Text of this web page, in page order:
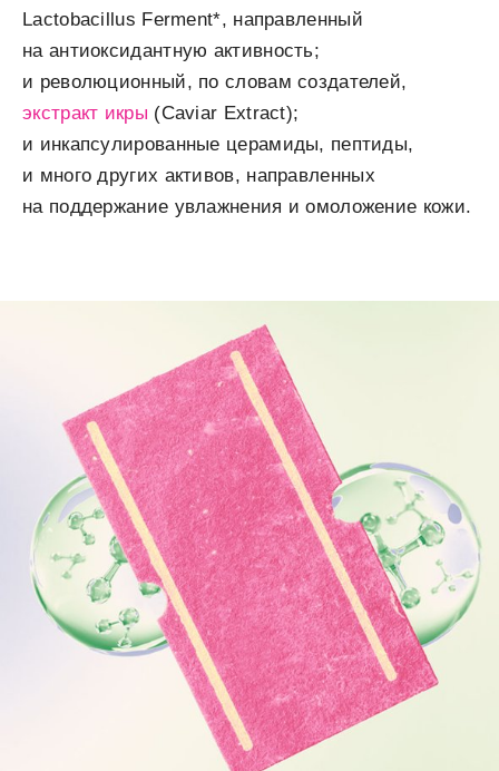
Lactobacillus Ferment*, направленный
на антиоксидантную активность;
и революционный, по словам создателей,
экстракт икры (Caviar Extract);
и инкапсулированные церамиды, пептиды,
и много других активов, направленных
на поддержание увлажнения и омоложение кожи.